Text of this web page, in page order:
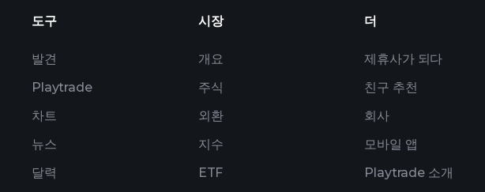
도구
발견
Playtrade
차트
뉴스
달력
시장
개요
주식
외환
지수
ETF
더
제휴사가 되다
친구 추천
회사
모바일 앱
Playtrade 소개